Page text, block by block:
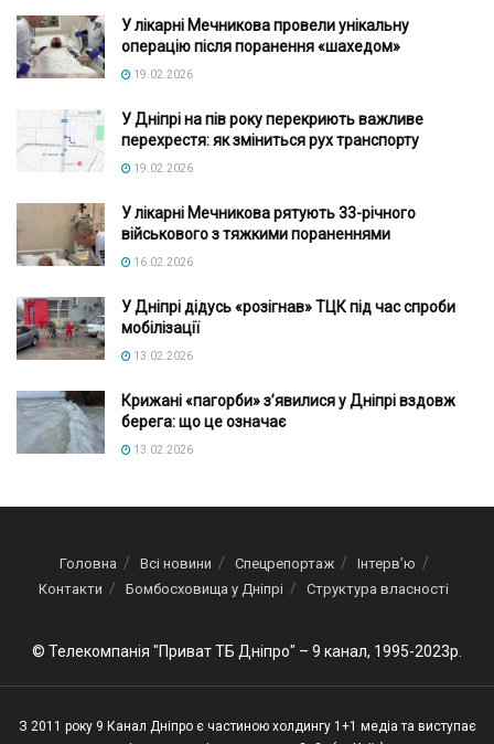
У лікарні Мечникова провели унікальну
операцію після поранення «шахедом»
19.02.2026
У Дніпрі на пів року перекриють важливе
перехрестя: як зміниться рух транспорту
19.02.2026
У лікарні Мечникова рятують 33-річного
військового з тяжкими пораненнями
16.02.2026
У Дніпрі дідусь «розігнав» ТЦК під час спроби
мобілізації
13.02.2026
Крижані «пагорби» з’явилися у Дніпрі вздовж
берега: що це означає
13.02.2026
Головна Всі новини Спецрепортаж
Інтерв’ю
Контакти
Бомбосховища у Дніпрі Структура власності
© Телекомпанія "Приват ТБ Дніпро" – 9 канал, 1995-2023р.
З 2011 року 9 Канал Дніпро є частиною холдингу 1+1 медіа та виступає